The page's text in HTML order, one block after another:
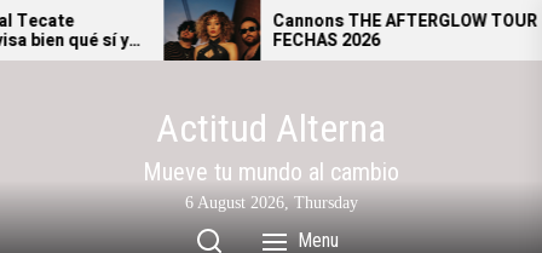
Skip
to
y
Cannons THE AFTERGLOW TOUR –
FECHAS 2026
Actitud Alterna
Mueve tu mundo al cambio
6 August 2026, Thursday
Menu